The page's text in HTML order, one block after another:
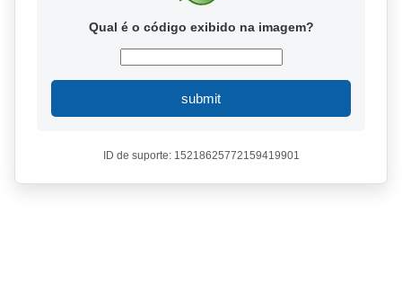
Qual é o código exibido na imagem?
submit
ID de suporte: 15218625772159419901